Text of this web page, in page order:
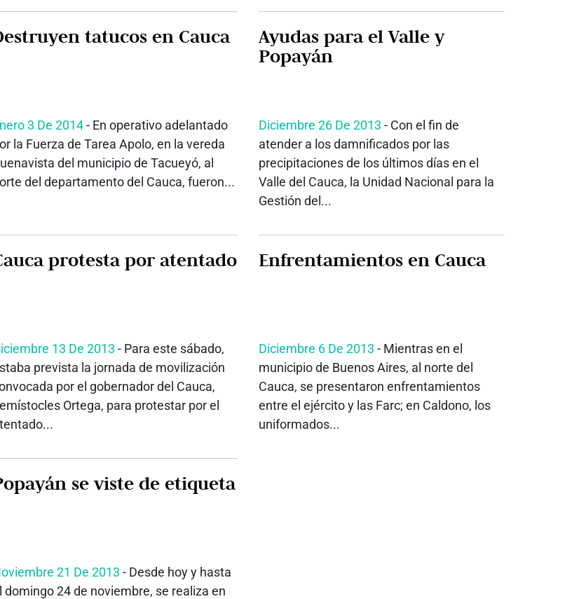
tatucos en Cauca
3 De 2014- En operativo adelantado
la Fuerza de Tarea Apolo, en la vereda
del municipio de Tacueyó, al
del departamento del Cauca, fueron...
Ayudas para el Valle y
Popayán
Diciembre 26 De 2013 - Con el fin de
atender a los damnificados por las
precipitaciones de los últimos días en el
Valle del Cauca, la Unidad Nacional para la
Gestión del...
protesta por atentado
13 De 2013 - Para este sábado,
prevista la jornada de movilización
por el gobernador del Cauca,
Ortega, para protestar por el
Enfrentamientos en Cauca
Diciembre 6 De 2013 - Mientras en el
municipio de Buenos Aires, al norte del
Cauca, se presentaron enfrentamientos
entre el ejército y las Farc; en Caldono, los
uniformados...
se viste de etiqueta
21 De 2013 - Desde hoy y hasta
domingo 24 de noviembre, se realiza en